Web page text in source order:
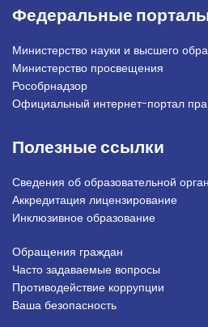
Федеральные
Министерство науки и высшего
Министерство просвещения
Рособрнадзор
Официальный интернет-портал
Полезные ссылки
Сведения об образовательной
Аккредитация лицензирование
Инклюзивное образование
Подвал_право
Обращения граждан
Часто задаваемые вопросы
Противодействие коррупции
Ваша безопасность